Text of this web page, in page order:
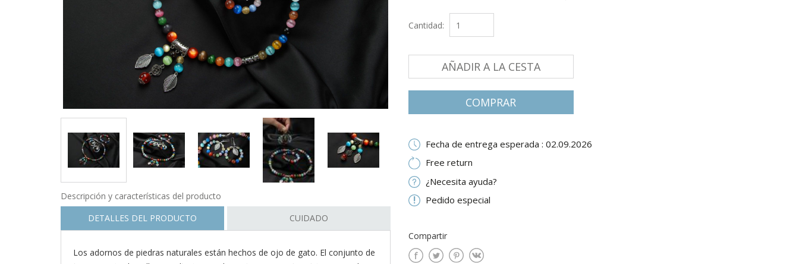
Cantidad:
AÑADIR A LA CESTA
СOMPRAR
Fecha de entrega esperada : 02.09.2026
Free return
¿Necesita ayuda?
Pedido especial
Compartir
Descripción y características del producto
DETALLES DEL PRODUCTO
CUIDADO
Los adornos de piedras naturales están hechos de ojo de gato. El conjunto de